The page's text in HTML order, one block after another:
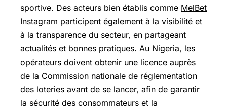
sportive. Des acteurs bien établis comme MelBet
Instagram participent également à la visibilité et
à la transparence du secteur, en partageant
actualités et bonnes pratiques. Au Nigeria, les
opérateurs doivent obtenir une licence auprès
de la Commission nationale de réglementation
des loteries avant de se lancer, afin de garantir
la sécurité des consommateurs et la